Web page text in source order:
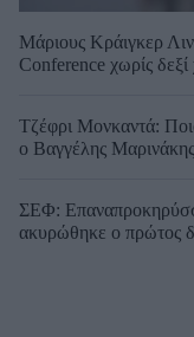
Μάριους Κράιγκερ
Conference χωρίς
Τζέφρι Μονκαντά:
ο Βαγγέλης Μαρινάκης
ΣΕΦ:
ακυρώθηκε ο πρώτος